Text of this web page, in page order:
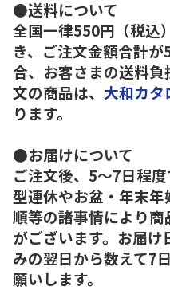
●送料について
全国一律550円（税込
き、ご注文金額合計
合、お客さまの送料
文の商品は、 大和カタ
ります。
●お届けについて
ご注文後、5～7日程
型連休やお盆・年末
順等の諸事情により
がございます。お届
みの翌日から数えて7
願いします。